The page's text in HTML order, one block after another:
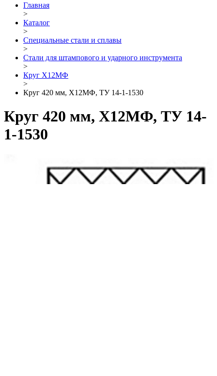
Главная
>
Каталог
>
Специальные стали и сплавы
>
Стали для штампового и ударного инструмента
>
Круг Х12МФ
>
Круг 420 мм, Х12МФ, ТУ 14-1-1530
Круг 420 мм, Х12МФ, ТУ 14-
1-1530